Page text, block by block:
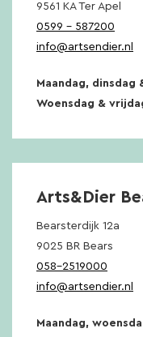
9561 KA Ter Apel
0599 – 587200
info@artsendier.nl
Maandag, dinsdag
Woensdag &
Arts&Dier
Bearsterdijk 12a
9025 BR Bears
058-2519000
info@artsendier.nl
Maandag,